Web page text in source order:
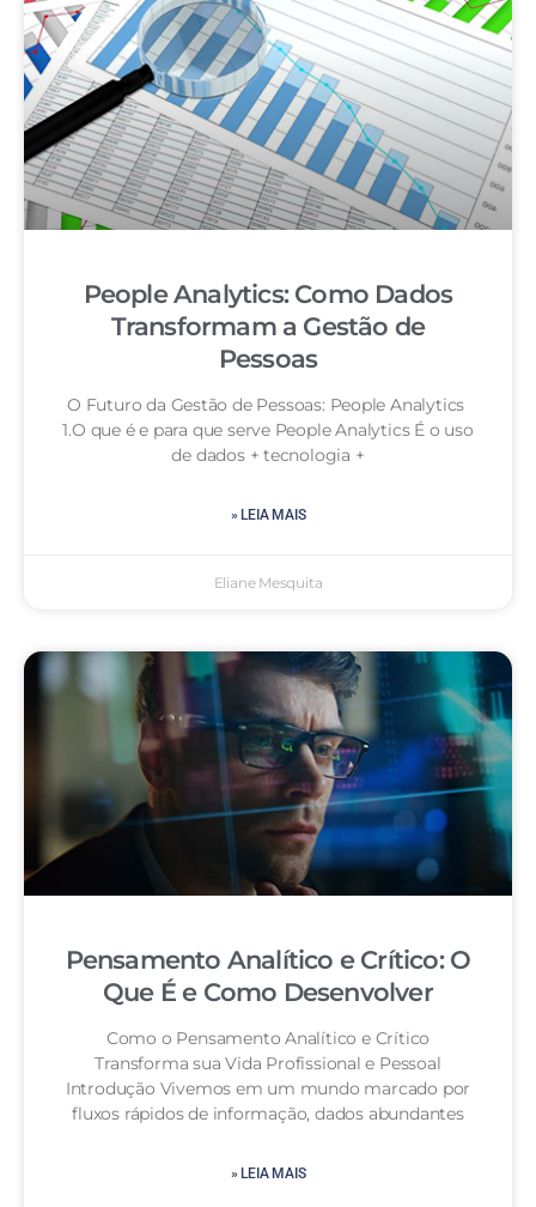
People Analytics: Como Dados
Transformam a Gestão de
Pessoas
O Futuro da Gestão de Pessoas: People Analytics
1.O que é e para que serve People Analytics É o uso
de dados + tecnologia +
» LEIA MAIS
Eliane Mesquita
Pensamento Analítico e Crítico: O
Que É e Como Desenvolver
Como o Pensamento Analítico e Crítico
Transforma sua Vida Profissional e Pessoal
Introdução Vivemos em um mundo marcado por
fluxos rápidos de informação, dados abundantes
» LEIA MAIS